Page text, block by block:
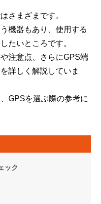
さまざまです。
機器もあり、使用する
たいところです。
注意点、さらにGPS端
詳しく解説していま
GPSを選ぶ際の参考に
ック